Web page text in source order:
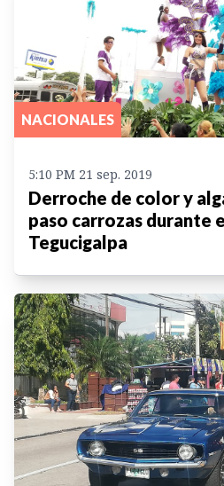
NACIONALES
5:10 PM 21 sep. 2019
Derroche de color y
paso carrozas durante
Tegucigalpa